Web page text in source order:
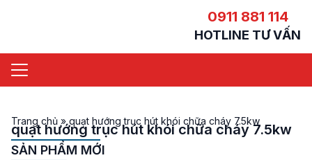
0911 881 114
HOTLINE TƯ VẤN
Trang chủ »quạt hướng trục hút khói chữa cháy 7.5kw
quạt hướng trục hút khói chữa cháy 7.5kw
SẢN PHẨM MỚI